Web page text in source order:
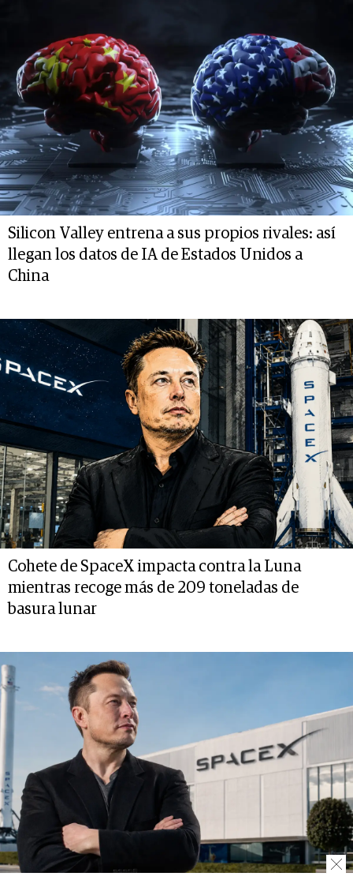
Silicon Valley entrena a sus propios rivales: así
llegan los datos de IA de Estados Unidos a
China
Cohete de SpaceX impacta contra la Luna
mientras recoge más de 209 toneladas de
basura lunar